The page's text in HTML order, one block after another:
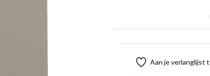
Aan je verlanglijst